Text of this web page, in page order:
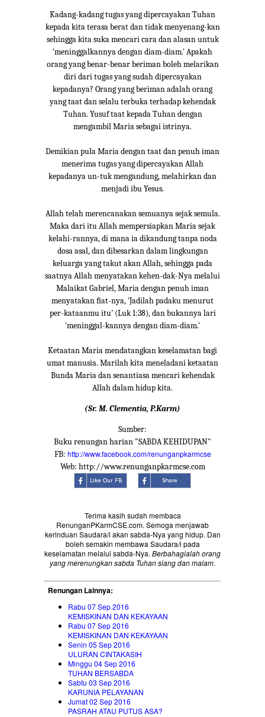
Kadang-kadang tugas yang dipercayakan Tuhan
kepada kita terasa berat dan tidak menyenang-kan
sehingga kita suka mencari cara dan alasan untuk
'meninggalkannya dengan diam-diam.' Apakah
orang yang benar-benar beriman boleh melarikan
diri dari tugas yang sudah dipercayakan
kepadanya? Orang yang beriman adalah orang
yang taat dan selalu terbuka terhadap kehendak
Tuhan. Yusuf taat kepada Tuhan dengan
mengambil Maria sebagai istrinya.
Demikian pula Maria dengan taat dan penuh iman
menerima tugas yang dipercayakan Allah
kepadanya un-tuk mengandung, melahirkan dan
menjadi ibu Yesus.
Allah telah merencanakan semuanya sejak semula.
Maka dari itu Allah mempersiapkan Maria sejak
kelahi-rannya, di mana ia dikandung tanpa noda
dosa asal, dan dibesarkan dalam lingkungan
keluarga yang takut akan Allah, sehingga pada
saatnya Allah menyatakan kehen-dak-Nya melalui
Malaikat Gabriel, Maria dengan penuh iman
menyatakan fiat-nya, 'Jadilah padaku menurut
per-kataanmu itu' (Luk 1:38), dan bukannya lari
'meninggal-kannya dengan diam-diam.'
Ketaatan Maria mendatangkan keselamatan bagi
umat manusia. Marilah kita meneladani ketaatan
Bunda Maria dan senantiasa mencari kehendak
Allah dalam hidup kita.
(Sr. M. Clementia, P.Karm)
Sumber:
Buku renungan harian "SABDA KEHIDUPAN"
FB: http://www.facebook.com/renunganpkarmcse
Web: http://www.renunganpkarmcse.com
Terima kasih sudah membaca
RenunganPKarmCSE.com. Semoga menjawab
kerinduan Saudara/i akan sabda-Nya yang hidup. Dan
boleh semakin membawa Saudara/i pada
keselamatan melalui sabda-Nya. Berbahagialah orang
yang merenungkan sabda Tuhan siang dan malam.
Renungan Lainnya:
Rabu 07 Sep 2016
KEMISKINAN DAN KEKAYAAN
Rabu 07 Sep 2016
KEMISKINAN DAN KEKAYAAN
Senin 05 Sep 2016
ULURAN CINTAKASIH
Minggu 04 Sep 2016
TUHAN BERSABDA
Sabtu 03 Sep 2016
KARUNIA PELAYANAN
Jumat 02 Sep 2016
PASRAH ATAU PUTUS ASA?